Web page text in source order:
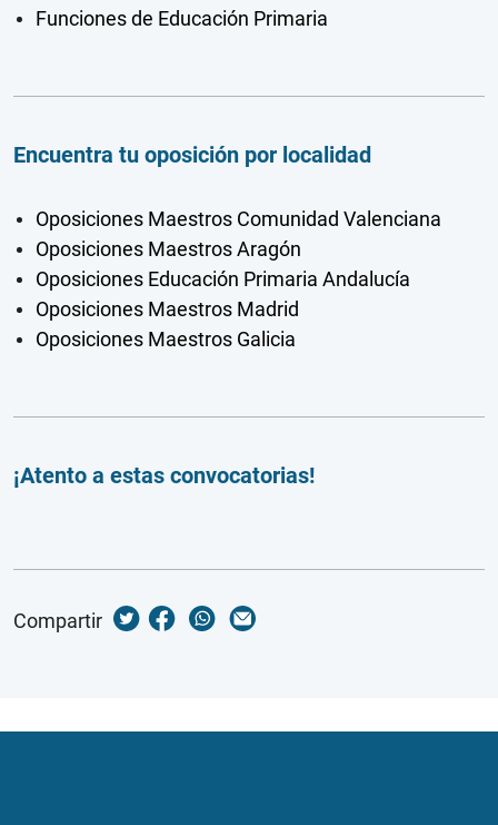
Funciones de Educación Primaria
Encuentra tu oposición por localidad
Oposiciones Maestros Comunidad Valenciana
Oposiciones Maestros Aragón
Oposiciones Educación Primaria Andalucía
Oposiciones Maestros Madrid
Oposiciones Maestros Galicia
¡Atento a estas convocatorias!
Compartir